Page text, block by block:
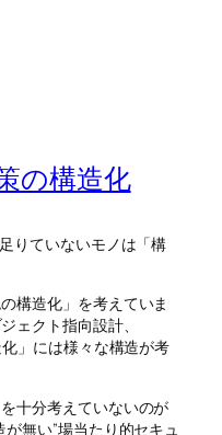
の構造化
りていないモノは「構
構造化」を考えていま
ェクト指向設計、
」には様々な構造が考
十分考えていないのが
無い”場当たり的セキュ